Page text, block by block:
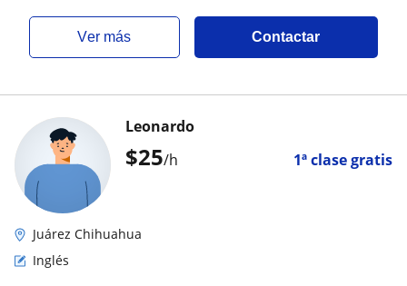
ver más Contactar
$25/h 1ª clase gratis
Leonardo
Juárez Chihuahua
Inglés